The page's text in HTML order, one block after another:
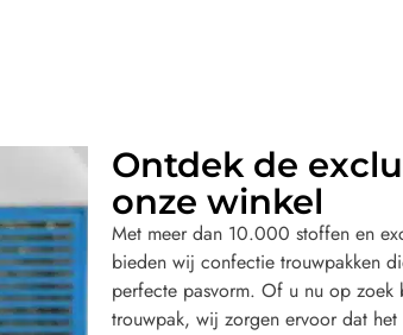
Ontdek de
onze winkel
Met meer dan 10.000 stoffen en
bieden wij confectie trouwpakken
perfecte pasvorm. Of u nu op zoek
trouwpak, wij zorgen ervoor dat